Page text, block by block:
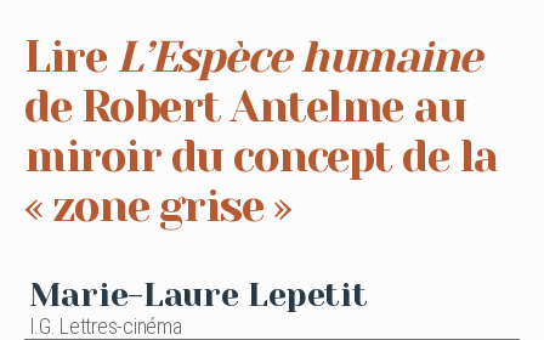
Lire L’Espèce humaine
de Robert Antelme au
miroir du concept de la
« zone grise »
Marie-Laure Lepetit
I.G. Lettres-cinéma